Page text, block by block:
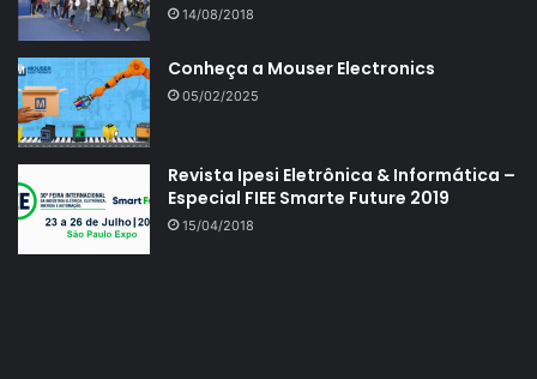
14/08/2018
Conheça a Mouser Electronics
05/02/2025
Revista Ipesi Eletrônica & Informática –
Especial FIEE Smarte Future 2019
15/04/2018